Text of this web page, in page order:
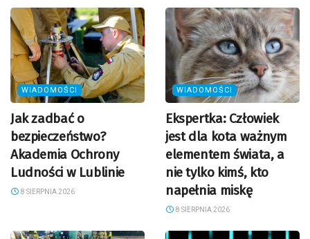
WIADOMOŚCI
Jak zadbać o
bezpieczeństwo?
Akademia Ochrony
Ludności w Lublinie
8 SIERPNIA 2026
WIADOMOŚCI
Ekspertka: Człowiek
jest dla kota ważnym
elementem świata, a
nie tylko kimś, kto
napełnia miskę
8 SIERPNIA 2026